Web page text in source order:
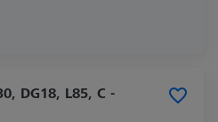
DG18, L85, C -